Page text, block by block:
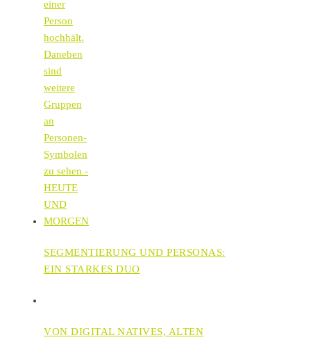
SEGMENTIERUNG UND PERSONAS:
EIN STARKES DUO
VON DIGITAL NATIVES, ALTEN